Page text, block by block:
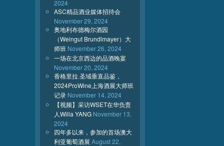
2024
ASC精品酒业媒体招待会
November 29, 2024
奥地利布德梅尔酒园
（Weingut Brundlmayer）大
师班 November 26, 2024
一场在北京西边的品酒晚宴
November 20, 2024
香格里拉.圣域垂直品鉴，
2024ProWine上海酒展大师班
记录 November 14, 2024
【视频】采访WSET在华负责
人Willa YANG November 13,
2024
四年多以来，参加的首场澳大
利亚葡萄酒展 August 22,